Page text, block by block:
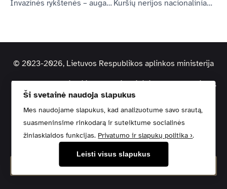
Invazinės rykštenės – augalai, kuriais nereiktų grožėtis, o naikinti
Kuršių nerijos nacionaliniame parke pastebėti meškėnai: jei pamatysite, praneškite
© 2023-2026, Lietuvos Respublikos aplinkos ministerija
Duomenys kaupiami ir saugomi Juridinių asmenų registre.
Kodas: 188602370 | Adresas: A. Jakšto g. 4, 01105 Vilnius
Pagalbos centras Svetainės žemėlapisPrivatumo politika
Kontaktai
Pranešti apie klaidą
Ši svetainė naudoja slapukus
Mes naudojame slapukus, kad analizuotume savo srautą,
suasmeninsime rinkodarą ir suteiktume socialinės
žiniasklaidos funkcijas. Privatumo ir slapukų politika ›.
Leisti visus slapukus